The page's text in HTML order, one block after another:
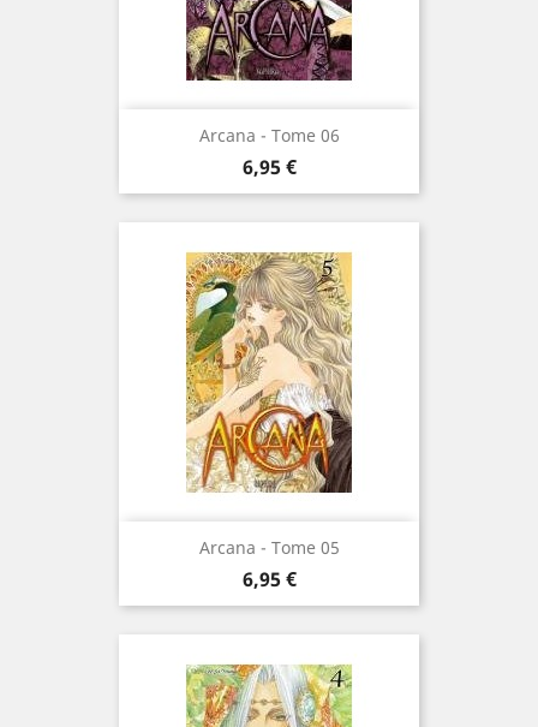
Arcana - Tome 06
Prix
6,95 €
Arcana - Tome 05
Prix
6,95 €